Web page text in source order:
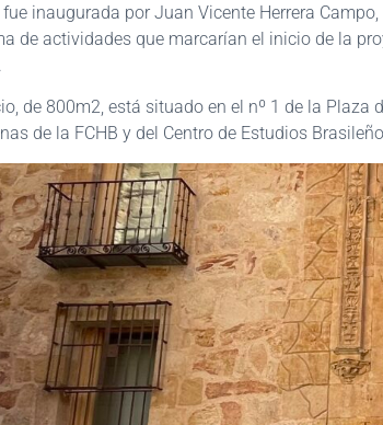
fue inaugurada por Juan Vicente Herrera
de actividades que marcarían el inicio de la
de 800m2, está situado en el nº 1 de la
de la FCHB y del Centro de Estudios